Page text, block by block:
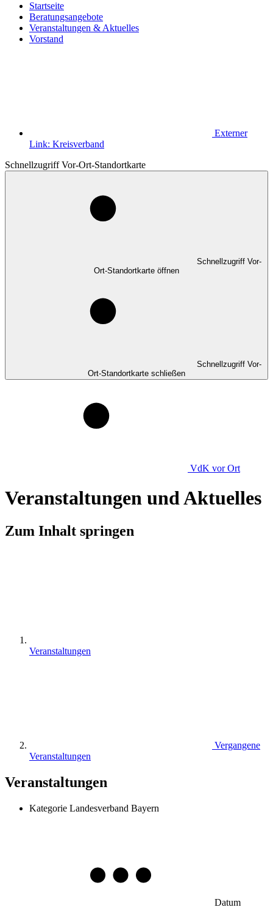
Startseite
Beratungsangebote
Veranstaltungen & Aktuelles
Vorstand
Externer
Link: Kreisverband
Schnellzugriff Vor-Ort-Standortkarte
Schnellzugriff Vor-
Ort-Standortkarte öffnen
Schnellzugriff Vor-
Ort-Standortkarte schließen
VdK vor Ort
Veranstaltungen und Aktuelles
Zum Inhalt springen
Veranstaltungen
Vergangene
Veranstaltungen
Veranstaltungen
Kategorie Landesverband Bayern
Datum